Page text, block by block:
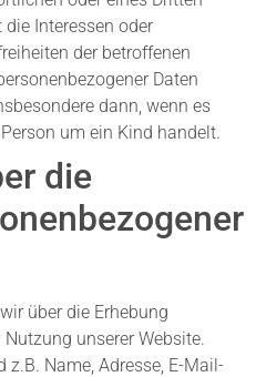
Interessen oder
der betroffenen
Daten
dann, wenn es
um ein Kind handelt.
die
über die Erhebung
unserer Website.
z.B. Name, Adresse, E-Mail-